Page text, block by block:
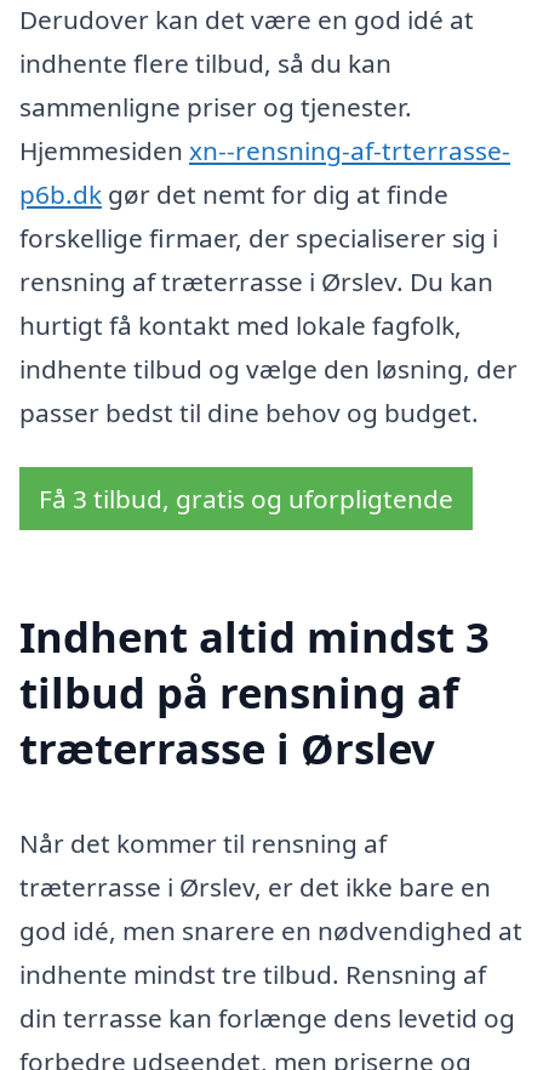
Derudover kan det være en god idé at
indhente flere tilbud, så du kan
sammenligne priser og tjenester.
Hjemmesiden xn--rensning-af-trterrasse-
p6b.dk gør det nemt for dig at finde
forskellige firmaer, der specialiserer sig i
rensning af træterrasse i Ørslev. Du kan
hurtigt få kontakt med lokale fagfolk,
indhente tilbud og vælge den løsning, der
passer bedst til dine behov og budget.
Få 3 tilbud, gratis og uforpligtende
Indhent altid mindst 3
tilbud på rensning af
træterrasse i Ørslev
Når det kommer til rensning af
træterrasse i Ørslev, er det ikke bare en
god idé, men snarere en nødvendighed at
indhente mindst tre tilbud. Rensning af
din terrasse kan forlænge dens levetid og
forbedre udseendet, men priserne og